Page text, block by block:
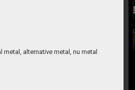
alternative metal, nu metal